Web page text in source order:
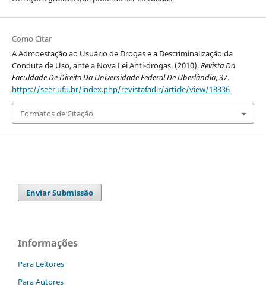
Como Citar
A Admoestação ao Usuário de Drogas e a Descriminalização da
Conduta de Uso, ante a Nova Lei Anti-drogas. (2010).Revista Da
Faculdade De Direito Da Universidade Federal De Uberlândia,37.
https://seer.ufu.br/index.php/revistafadir/article/view/18336
Formatos de Citação
Enviar Submissão
Informações
Para Leitores
Para Autores